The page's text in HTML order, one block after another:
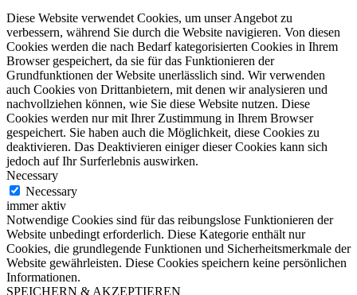
Diese Website verwendet Cookies, um unser Angebot zu
verbessern, während Sie durch die Website navigieren. Von diesen
Cookies werden die nach Bedarf kategorisierten Cookies in Ihrem
Browser gespeichert, da sie für das Funktionieren der
Grundfunktionen der Website unerlässlich sind. Wir verwenden
auch Cookies von Drittanbietern, mit denen wir analysieren und
nachvollziehen können, wie Sie diese Website nutzen. Diese
Cookies werden nur mit Ihrer Zustimmung in Ihrem Browser
gespeichert. Sie haben auch die Möglichkeit, diese Cookies zu
deaktivieren. Das Deaktivieren einiger dieser Cookies kann sich
jedoch auf Ihr Surferlebnis auswirken.
Necessary
Necessary
immer aktiv
Notwendige Cookies sind für das reibungslose Funktionieren der
Website unbedingt erforderlich. Diese Kategorie enthält nur
Cookies, die grundlegende Funktionen und Sicherheitsmerkmale der
Website gewährleisten. Diese Cookies speichern keine persönlichen
Informationen.
SPEICHERN & AKZEPTIEREN